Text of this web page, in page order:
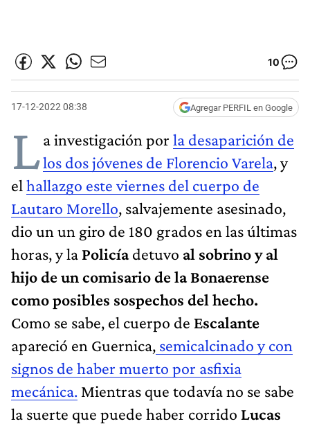
10
17-12-2022 08:38 Agregar PERFIL en Google
La investigación por la desaparición de
los dos jóvenes de Florencio Varela, y
el hallazgo este viernes del cuerpo de
Lautaro Morello, salvajemente asesinado,
dio un un giro de 180 grados en las últimas
horas, y la Policíadetuvo al sobrino y al
hijo de un comisario de la Bonaerense
como posibles sospechos del hecho.
Como se sabe, el cuerpo de Escalante
apareció en Guernica, semicalcinado y con
signos de haber muerto por asfixia
mecánica. Mientras que todavía no se sabe
la suerte que puede haber corrido Lucas